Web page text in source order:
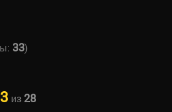
33)
из 28